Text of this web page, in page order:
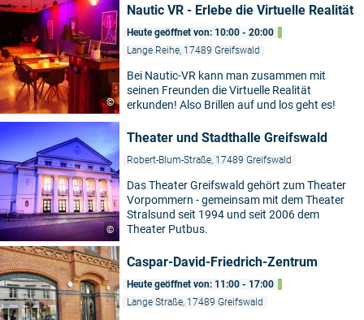
©
Nautic VR - Erlebe die Virtuelle Realität
Heute geöffnet von: 10:00 - 20:00
Lange Reihe, 17489 Greifswald
Bei Nautic-VR kann man zusammen mit
seinen Freunden die Virtuelle Realität
erkunden! Also Brillen auf und los geht es!
©
Theater und Stadthalle Greifswald
Robert-Blum-Straße, 17489 Greifswald
Das Theater Greifswald gehört zum Theater
Vorpommern - gemeinsam mit dem Theater
Stralsund seit 1994 und seit 2006 dem
Theater Putbus.
Caspar-David-Friedrich-Zentrum
Heute geöffnet von: 11:00 - 17:00
Lange Straße, 17489 Greifswald